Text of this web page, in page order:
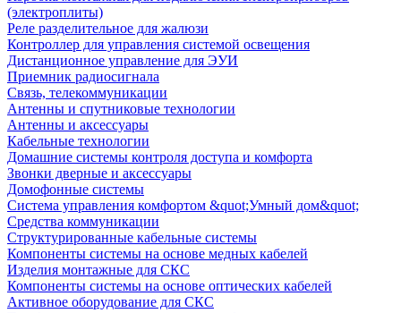
(электроплиты)
Реле разделительное для жалюзи
Контроллер для управления системой освещения
Дистанционное управление для ЭУИ
Приемник радиосигнала
Связь, телекоммуникации
Антенны и спутниковые технологии
Антенны и аксессуары
Кабельные технологии
Домашние системы контроля доступа и комфорта
Звонки дверные и аксессуары
Домофонные системы
Система управления комфортом &quot;Умный дом&quot;
Средства коммуникации
Структурированные кабельные системы
Компоненты системы на основе медных кабелей
Изделия монтажные для СКС
Компоненты системы на основе оптических кабелей
Активное оборудование для СКС